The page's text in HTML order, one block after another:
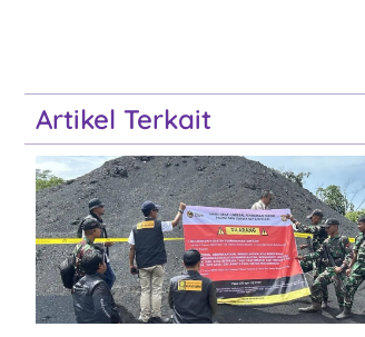
Artikel Terkait